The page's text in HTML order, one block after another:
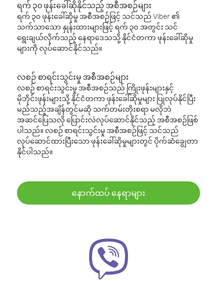
ရက် ၃၀ ဖုန်းခေါ်ဆိုနိုင်သည့် အစီအစဉ်များ
ရက် ၃၀ ဖုန်းခေါ်ဆိုမှု အစီအစဉ်ဖြင့် သင်သည် Viber ၏
သက်သာသော နှုန်းထားများဖြင့် ရက် ၃၀ အတွင်း သင်
ရွေးချယ်လိုက်သည့် နေရာဒေသသို့ နိုင်ငံတကာ ဖုန်းခေါ်ဆိုမှု
များကို လုပ်ဆောင်နိုင်သည်။
လစဉ် စာရင်းသွင်းမှု အစီအစဉ်များ
လစဉ် စာရင်းသွင်းမှု အစီအစဉ်သည် ကြိုးဖုန်းများနှင့်
မိုဘိုင်းဖုန်းများသို့ နိုင်ငံတကာ ဖုန်းခေါ်ဆိုမှုများ ပြုလုပ်နိုင်ပြီး
မည်သည့်အချိန်တွင်မဆို သက်တမ်းတိုးစရာ မလိုဘဲ
အဆင်ပြေသလို ပြောင်းလဲလုပ်ဆောင်နိုင်သည့် အစီအစဉ်ဖြစ်
ပါသည်။ လစဉ် စာရင်းသွင်းမှု အစီအစဉ်ဖြင့် သင်သည်
လုပ်ဆောင်ထားပြီးသော ဖုန်းခေါ်ဆိုမှုများတွင် ပိုက်ဆံချွေတာ
နိုင်ပါသည်။
နောက်ထပ် နေရာများ